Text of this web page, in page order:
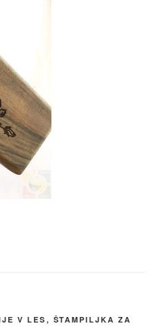
V LES , ŠTAMPILJKA ZA